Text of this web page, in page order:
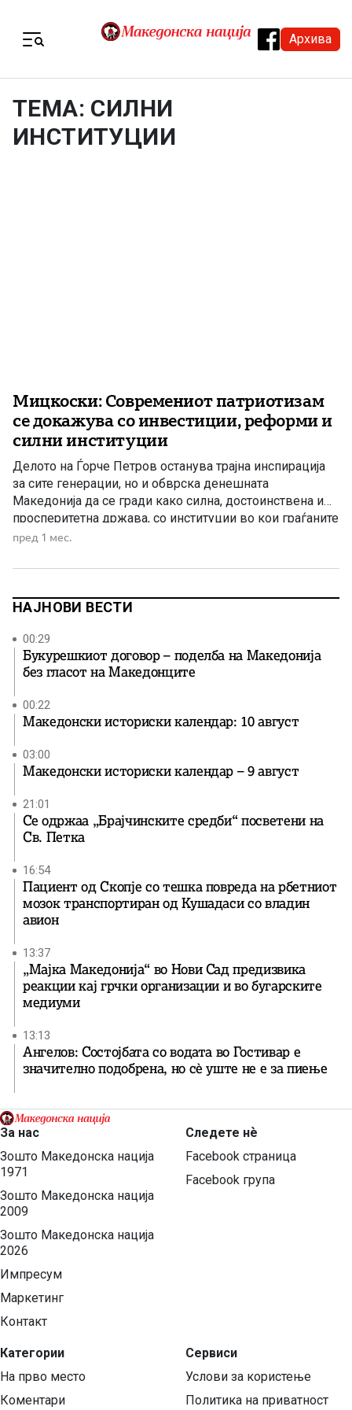
Архива
ТЕМА: СИЛНИ
ИНСТИТУЦИИ
Мицкоски: Современиот патриотизам
се докажува со инвестиции, реформи и
силни институции
Делото на Ѓорче Петров останува трајна инспирација
за сите генерации, но и обврска денешната
Македонија да се гради како силна, достоинствена и
просперитетна држава, со институции во кои граѓаните
ќе имаат доверба и со иднина во која младите ќе
Христијан Мицкоски, во обраќање на настан по повод
пред 1 мес.
НАЈНОВИ ВЕСТИ
00:29
Букурешкиот договор – поделба на Македонија
без гласот на Македонците
00:22
Македонски историски календар: 10 август
03:00
Македонски историски календар – 9 август
21:01
Се одржаа „Брајчинските средби“ посветени на
Св. Петка
16:54
Пациент од Скопје со тешка повреда на рбетниот
мозок транспортиран од Кушадаси со владин
авион
13:37
„Мајка Македонија“ во Нови Сад предизвика
реакции кај грчки организации и во бугарските
медиуми
13:13
Ангелов: Состојбата со водата во Гостивар е
значително подобрена, но сè уште не е за пиење
За нас
Зошто Македонска нација
1971
Зошто Македонска нација
2009
Зошто Македонска нација
2026
Импресум
Маркетинг
Контакт
Категории
На прво место
Коментари
Следете нѐ
Facebook страница
Facebook група
Сервиси
Услови за користење
Политика на приватност